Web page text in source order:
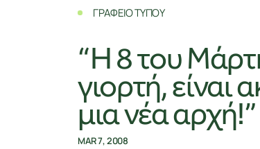
ΓΡΑΦΕΙΟ ΤΥΠΟΥ
“Η 8 του
γιορτή,
μια νέα αρχή!”
MAR 7, 2008